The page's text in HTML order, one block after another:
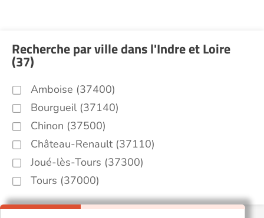
Recherche par ville dans l'Indre et Loire
(37)
Amboise (37400)
Bourgueil (37140)
Chinon (37500)
Château-Renault (37110)
Joué-lès-Tours (37300)
Tours (37000)